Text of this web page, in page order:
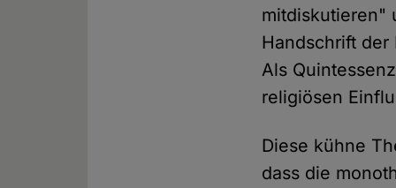
mitdiskutieren"
Handschrift
Als
religiösen
Diese kühne
dass die